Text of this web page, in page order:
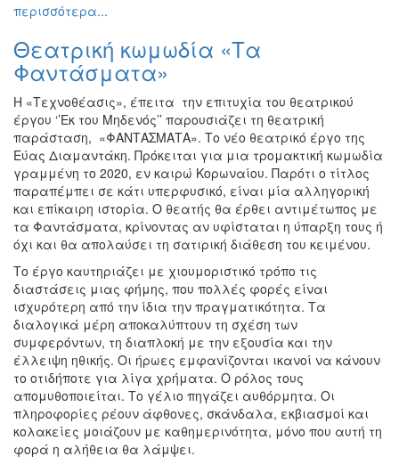
περισσότερα...
Θεατρική κωμωδία «Τα
Φαντάσματα»
Η «Τεχνοθέασις», έπειτα την επιτυχία του θεατρικού
έργου ‘’Εκ του Μηδενός’’ παρουσιάζει τη θεατρική
παράσταση, «ΦΑΝΤΑΣΜΑΤΑ». Το νέο θεατρικό έργο της
Εύας Διαμαντάκη. Πρόκειται για μια τρομακτική κωμωδία
γραμμένη το 2020, εν καιρώ Κορωναίου. Παρότι ο τίτλος
παραπέμπει σε κάτι υπερφυσικό, είναι μία αλληγορική
και επίκαιρη ιστορία. Ο θεατής θα έρθει αντιμέτωπος με
τα Φαντάσματα, κρίνοντας αν υφίσταται η ύπαρξη τους ή
όχι και θα απολαύσει τη σατιρική διάθεση του κειμένου.
Το έργο καυτηριάζει με χιουμοριστικό τρόπο τις
διαστάσεις μιας φήμης, που πολλές φορές είναι
ισχυρότερη από την ίδια την πραγματικότητα. Τα
διαλογικά μέρη αποκαλύπτουν τη σχέση των
συμφερόντων, τη διαπλοκή με την εξουσία και την
έλλειψη ηθικής. Οι ήρωες εμφανίζονται ικανοί να κάνουν
το οτιδήποτε για λίγα χρήματα. Ο ρόλος τους
απομυθοποιείται. Το γέλιο πηγάζει αυθόρμητα. Οι
πληροφορίες ρέουν άφθονες, σκάνδαλα, εκβιασμοί και
κολακείες μοιάζουν με καθημερινότητα, μόνο που αυτή τη
φορά η αλήθεια θα λάμψει.